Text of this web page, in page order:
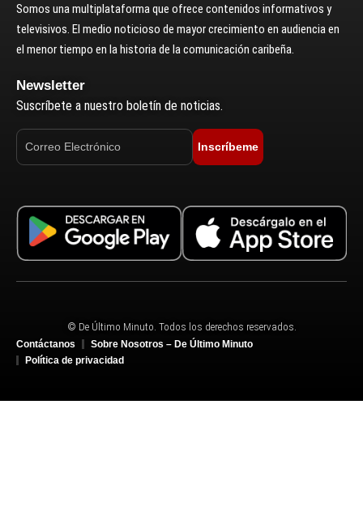
Somos una multiplataforma que ofrece contenidos informativos y
televisivos. El medio noticioso de mayor crecimiento en audiencia en
el menor tiempo en la historia de la comunicación caribeña.
Newsletter
Suscríbete a nuestro boletín de noticias.
Inscríbeme
© De Último Minuto. Todos los derechos reservados.
Contáctanos
Sobre Nosotros – De Último Minuto
Política de privacidad